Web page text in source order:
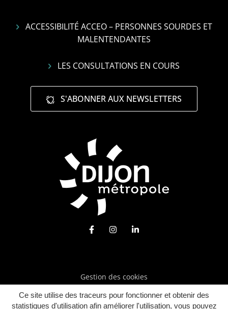
Ce site utilise des traceurs pour fonctionner et obtenir des
statistiques d'utilisation afin améliorer l'utilisation, vous pouvez
ACCESSIBILITÉ ACCEO – PERSONNES SOURDES ET
MALENTENDANTES
LES CONSULTATIONS EN COURS
S'ABONNER AUX NEWSLETTERS
Lien vers le compte Facebook
Lien vers le compte
Lien vers le compte
Gestion des cookies
Mentions légales